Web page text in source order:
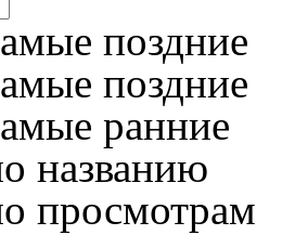
поздние
поздние
ранние
названию
просмотрам